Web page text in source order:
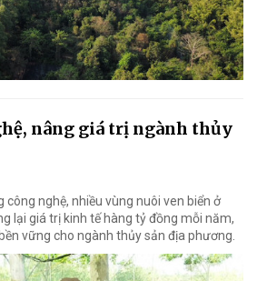
nâng giá trị ngành thủy
công nghệ, nhiều vùng nuôi ven biển ở
lại giá trị kinh tế hàng tỷ đồng mỗi năm,
vững cho ngành thủy sản địa phương.